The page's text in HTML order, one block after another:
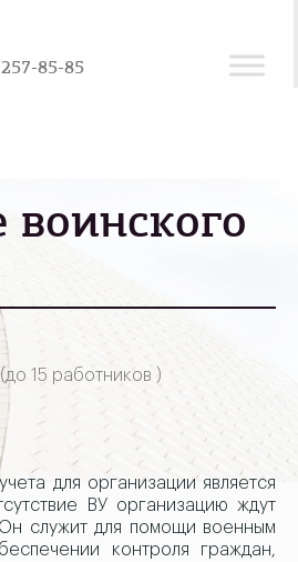
85-85
воинского
(до 15 работников )
для организации является
ВУ организацию ждут
служит для помощи военным
контроля граждан,